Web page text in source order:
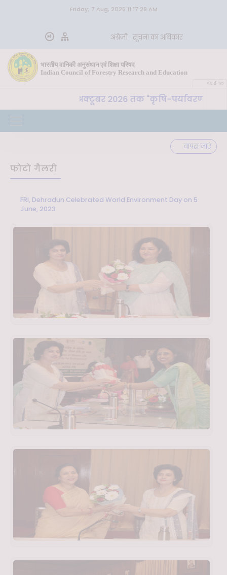
Friday, 7 Aug, 2026 11:17:29 AM
अंग्रेज़ी सूचना का अधिकार
भारतीय वानिकी अनुसंधान एवं शिक्षा परिषद
Indian Council of Forestry Research and Education
वेब ईमेल
26 से 30 अक्टूबर 2026 तक "कृषि-पर्यावरण
वापस जाएं
फोटो गैलरी
FRI, Dehradun Celebrated World Environment Day on 5
June, 2023